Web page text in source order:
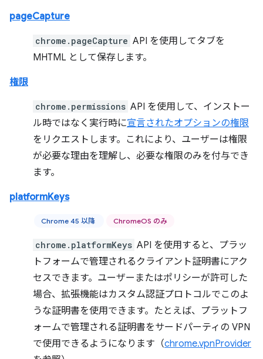
pageCapture
chrome.pageCapture API を使用してタブを
MHTML として保存します。
権限
chrome.permissions API を使用して、インストー
ル時ではなく実行時に宣言されたオプションの権限
をリクエストします。これにより、ユーザーは権限
が必要な理由を理解し、必要な権限のみを付与でき
ます。
platformKeys
Chrome 45 以降 ChromeOS のみ
chrome.platformKeys API を使用すると、プラッ
トフォームで管理されるクライアント証明書にアク
セスできます。ユーザーまたはポリシーが許可した
場合、拡張機能はカスタム認証プロトコルでこのよ
うな証明書を使用できます。たとえば、プラットフ
ォームで管理される証明書をサードパーティの VPN
で使用できるようになります（chrome.vpnProvider